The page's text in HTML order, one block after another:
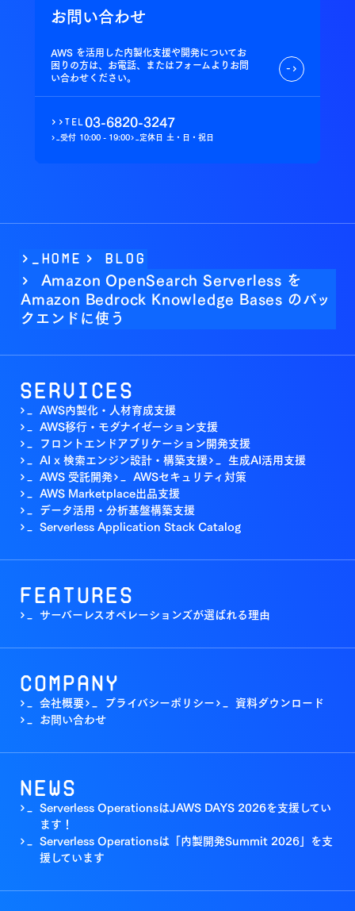
お問い合わせ
AWS を活用した内製化支援や開発についてお
困りの方は、お電話、またはフォームよりお問
い合わせください。
->
>> tel03-6820-3247
>_受付 10:00 - 19:00>_定休日 土・日・祝日
>_Home > BLOG
> Amazon OpenSearch Serverless を
Amazon Bedrock Knowledge Bases のバッ
クエンドに使う
Services
>_ AWS内製化・人材育成支援
>_ AWS移行・モダナイゼーション支援
>_ フロントエンドアプリケーション開発支援
>_ AI x 検索エンジン設計・構築支援>_ 生成AI活用支援
>_ AWS 受託開発>_ AWSセキュリティ対策
>_ AWS Marketplace出品支援
>_ データ活用・分析基盤構築支援
>_ Serverless Application Stack Catalog
Features
>_ サーバーレスオペレーションズが選ばれる理由
Company
>_ 会社概要>_ プライバシーポリシー>_ 資料ダウンロード
>_ お問い合わせ
News
>_ Serverless OperationsはJAWS DAYS 2026を支援してい
ます！
>_ Serverless Operationsは「内製開発Summit 2026」を支
援しています